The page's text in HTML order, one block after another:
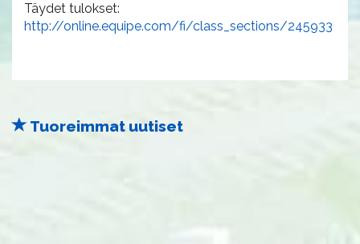
Täydet tulokset:
http://online.equipe.com/fi/class_sections/245933
Tuoreimmat uutiset